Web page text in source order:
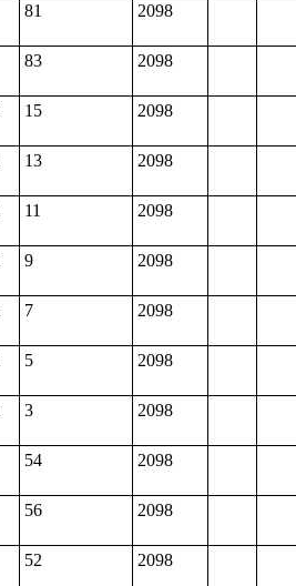
81 2098
83 2098
15 2098
13 2098
11 2098
9 2098
7 2098
5 2098
3 2098
54 2098
56 2098
52 2098